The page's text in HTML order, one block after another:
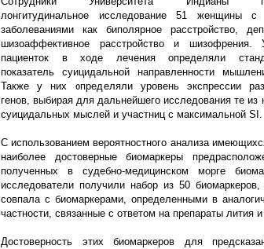
лонгитудинальное исследование 51 женщины с
заболеваниями как биполярное расстройство,
шизоаффективное расстройство и шизофрения.
пациенток в ходе лечения определяли
показатель суицидальной направленности
Также у них определяли уровень экспрессии
генов, выбирая для дальнейшего исследования те
суицидальных мыслей и участниц с максимальной SI.
С использованием вероятностного анализа
наиболее достоверные биомаркеры
полученных в судебно-медицинском морге
исследователи получили набор из 50
совпала с биомаркерами, определенными в
частности, связанные с ответом на препараты лития
Достоверность этих биомаркеров для